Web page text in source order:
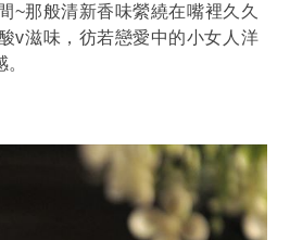
~那般清新香味縈繞在嘴裡久久
v滋味，彷若戀愛中的小女人洋